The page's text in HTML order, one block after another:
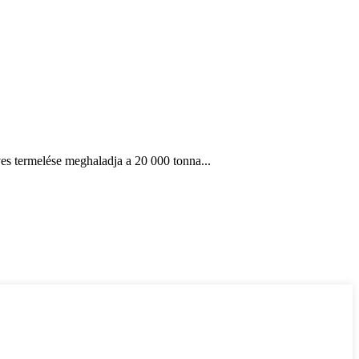
termelése meghaladja a 20 000 tonna...